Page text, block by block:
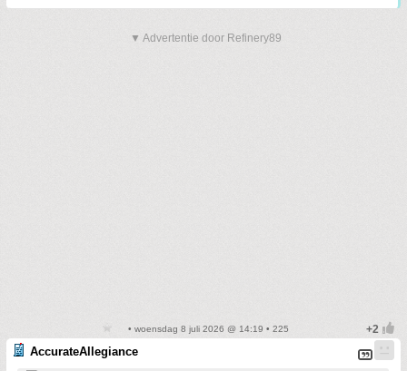
▼ Advertentie door Refinery89
• woensdag 8 juli 2026 @ 14:19 • 225
AccurateAllegiance